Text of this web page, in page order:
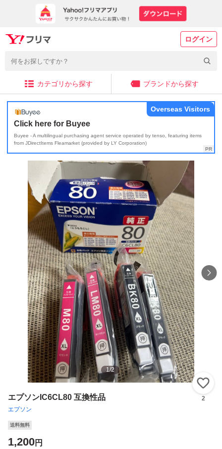
ログイン
カテゴリから探す ブランドから探す
Click here for Buyee
Buyee - A multilingual purchasing agent service operated by tenso, featuring items
from JDirectItems Fleamarket (provided by LY Corporation)
Overseas Visitors
1/2
エプソンIC6CL80 互換性品
エプソン
2
送料無料
1,200円